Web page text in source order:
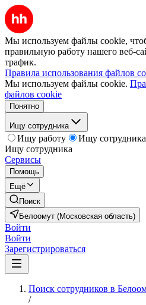
Мы используем файлы cookie,
правильную работу нашего веб-
трафик.
Правила использования файлов
Мы используем файлы cookie.
файлов cookie
Понятно
Ищу сотрудника
Ищу работу
Ищу сотрудника
Ищу сотрудника
Сервисы
Помощь
Ещё
Поиск
Белоомут (Московская область)
Войти
Войти
Зарегистрироваться
Поиск сотрудников в
/